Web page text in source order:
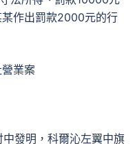
作出罰款2000元的行
業案
發明，科爾沁左翼中旗